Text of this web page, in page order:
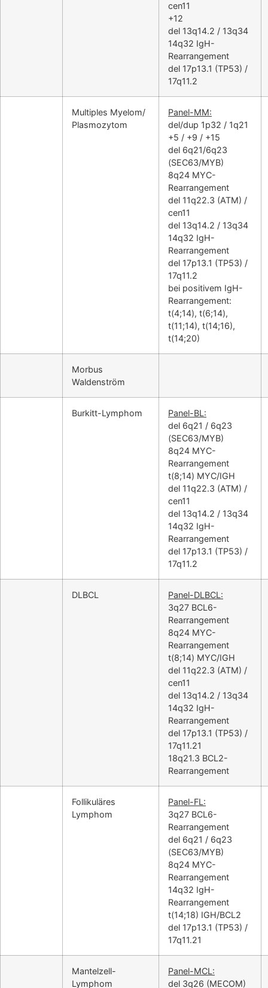
cen11
+12
del 13q14.2 / 13q34
14q32 IgH-
Rearrangement
del 17p13.1 (TP53) /
17q11.2
Multiples Myelom/
Plasmozytom
Panel-MM:
del/dup 1p32 / 1q21
+5 / +9 / +15
del 6q21/6q23
(SEC63/MYB)
8q24 MYC-
Rearrangement
del 11q22.3 (ATM) /
cen11
del 13q14.2 / 13q34
14q32 IgH-
Rearrangement
del 17p13.1 (TP53) /
17q11.2
bei positivem IgH-
Rearrangement:
t(4;14), t(6;14),
t(11;14), t(14;16),
t(14;20)
Morbus
Waldenström
Burkitt-Lymphom
Panel-BL:
del 6q21 / 6q23
(SEC63/MYB)
8q24 MYC-
Rearrangement
t(8;14) MYC/IGH
del 11q22.3 (ATM) /
cen11
del 13q14.2 / 13q34
14q32 IgH-
Rearrangement
del 17p13.1 (TP53) /
17q11.2
DLBCL
Panel-DLBCL:
3q27 BCL6-
Rearrangement
8q24 MYC-
Rearrangement
t(8;14) MYC/IGH
del 11q22.3 (ATM) /
cen11
del 13q14.2 / 13q34
14q32 IgH-
Rearrangement
del 17p13.1 (TP53) /
17q11.21
18q21.3 BCL2-
Rearrangement
Follikuläres
Lymphom
Panel-FL:
3q27 BCL6-
Rearrangement
del 6q21 / 6q23
(SEC63/MYB)
8q24 MYC-
Rearrangement
14q32 IgH-
Rearrangement
t(14;18) IGH/BCL2
del 17p13.1 (TP53) /
17q11.21
Mantelzell-
Lymphom
Panel-MCL:
del 3q26 (MECOM)